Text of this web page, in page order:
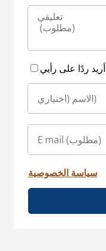
سياسة الخصوصية